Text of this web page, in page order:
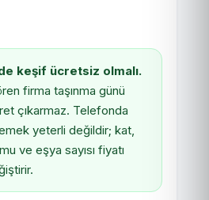
keşif ücretsiz olmalı.
firma taşınma günü
çıkarmaz. Telefonda
yeterli değildir; kat,
ve eşya sayısı fiyatı